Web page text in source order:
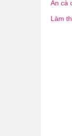
Ăn cà
Làm